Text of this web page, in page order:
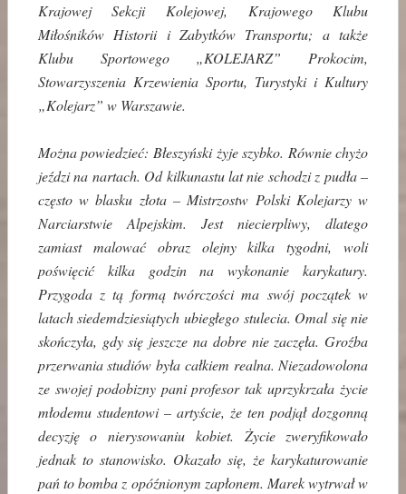
Krajowej Sekcji Kolejowej, Krajowego Klubu
Miłośników Historii i Zabytków Transportu; a także
Klubu Sportowego „KOLEJARZ” Prokocim,
Stowarzyszenia Krzewienia Sportu, Turystyki i Kultury
„Kolejarz” w Warszawie.
Można powiedzieć: Błeszyński żyje szybko. Równie chyżo
jeździ na nartach. Od kilkunastu lat nie schodzi z pudła –
często w blasku złota – Mistrzostw Polski Kolejarzy w
Narciarstwie Alpejskim. Jest niecierpliwy, dlatego
zamiast malować obraz olejny kilka tygodni, woli
poświęcić kilka godzin na wykonanie karykatury.
Przygoda z tą formą twórczości ma swój początek w
latach siedemdziesiątych ubiegłego stulecia. Omal się nie
skończyła, gdy się jeszcze na dobre nie zaczęła. Groźba
przerwania studiów była całkiem realna. Niezadowolona
ze swojej podobizny pani profesor tak uprzykrzała życie
młodemu studentowi – artyście, że ten podjął dozgonną
decyzję o nierysowaniu kobiet. Życie zweryfikowało
jednak to stanowisko. Okazało się, że karykaturowanie
pań to bomba z opóźnionym zapłonem. Marek wytrwał w